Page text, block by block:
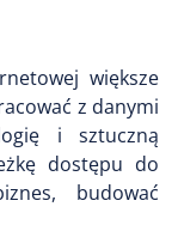
większe
z danymi
i sztuczną
dostępu do
budować